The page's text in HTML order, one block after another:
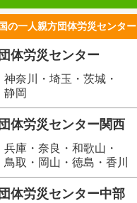
の一人親方団体労災センター
体労災センター
奈川・埼玉・茨城・
静岡
体労災センター関西
庫・奈良・和歌山・
取・岡山・徳島・香川
体労災センター中部